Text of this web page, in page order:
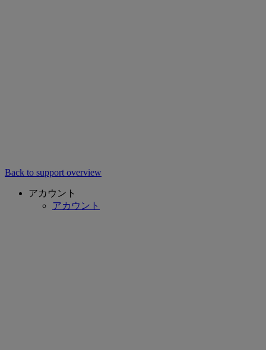
Back to support overview
アカウント
アカウント